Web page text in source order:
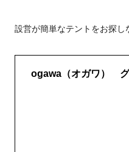
設営が簡単なテントをお探し
ogawa（オガワ）